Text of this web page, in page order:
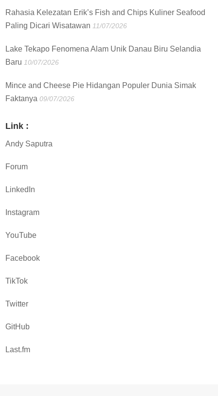
Rahasia Kelezatan Erik’s Fish and Chips Kuliner Seafood
Paling Dicari Wisatawan 11/07/2026
Lake Tekapo Fenomena Alam Unik Danau Biru Selandia
Baru 10/07/2026
Mince and Cheese Pie Hidangan Populer Dunia Simak
Faktanya 09/07/2026
Link :
Andy Saputra
Forum
LinkedIn
Instagram
YouTube
Facebook
TikTok
Twitter
GitHub
Last.fm